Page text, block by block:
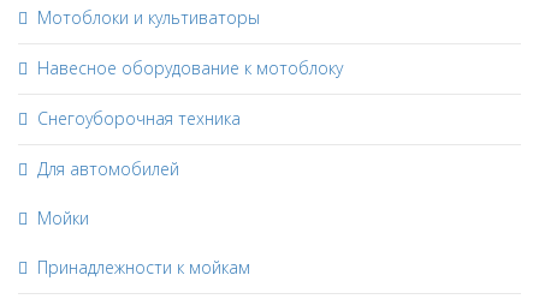
Мотоблоки и культиваторы
Навесное оборудование к мотоблоку
Снегоуборочная техника
Для автомобилей
Мойки
Принадлежности к мойкам